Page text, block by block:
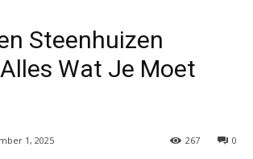
Steenhuizen
Wat Je Moet
1, 2025 0
267